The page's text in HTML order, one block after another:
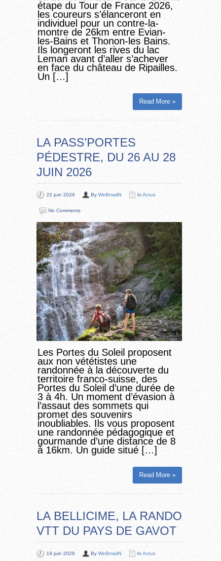
étape du Tour de France 2026,
les coureurs s’élanceront en
individuel pour un contre-la-
montre de 26km entre Evian-
les-Bains et Thonon-les Bains.
Ils longeront les rives du lac
Leman avant d’aller s’achever
en face du château de Ripailles.
Un […]
Read More »
LA PASS’PORTES
PÉDESTRE, DU 26 AU 28
JUIN 2026
22 juin 2026 By WeBmaliN In Actus
No Comments
Les Portes du Soleil proposent
aux non vététistes une
randonnée à la découverte du
territoire franco-suisse, des
Portes du Soleil d’une durée de
3 à 4h. Un moment d’évasion à
l’assaut des sommets qui
promet des souvenirs
inoubliables. Ils vous proposent
une randonnée pédagogique et
gourmande d’une distance de 8
à 16km. Un guide situé […]
Read More »
LA BELLICIME, LA RANDO
VTT DU PAYS DE GAVOT
19 juin 2026 By WeBmaliN In Actus